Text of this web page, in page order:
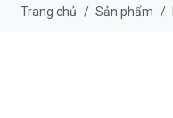
Trang chủ / Sản phẩm /